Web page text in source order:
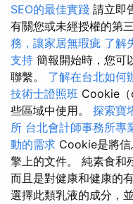
SEO的最佳實踐 請立即
有關您或未經授權的第
務，讓家居無瑕疵 了解
支持 簡報開始時，您可
聯繫。 了解在台北如何
技術士證照班 Cookie
些區域中使用。 探索寶
所 台北會計師事務所專
動的需求 Cookie是將信
擎上的文件。 純素食和
而且是對健康和健康的
選擇此類乳液的成分，